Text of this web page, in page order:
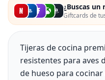
¿Buscas un
Giftcards de
Tijeras de cocina
resistentes para aves
de hueso para cocinar